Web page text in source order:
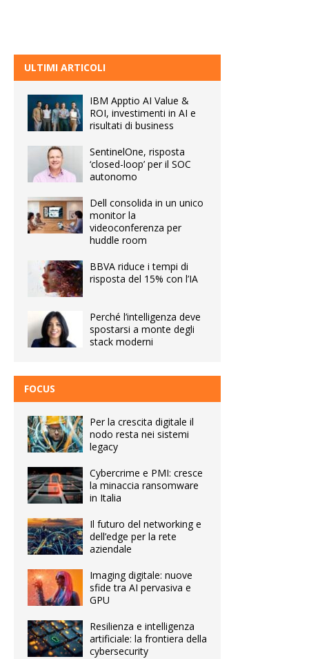
ULTIMI ARTICOLI
IBM Apptio AI Value &
ROI, investimenti in AI e
risultati di business
SentinelOne, risposta
‘closed-loop’ per il SOC
autonomo
Dell consolida in un unico
monitor la
videoconferenza per
huddle room
BBVA riduce i tempi di
risposta del 15% con l’IA
Perché l’intelligenza deve
spostarsi a monte degli
stack moderni
FOCUS
Per la crescita digitale il
nodo resta nei sistemi
legacy
Cybercrime e PMI: cresce
la minaccia ransomware
in Italia
Il futuro del networking e
dell’edge per la rete
aziendale
Imaging digitale: nuove
sfide tra AI pervasiva e
GPU
Resilienza e intelligenza
artificiale: la frontiera della
cybersecurity